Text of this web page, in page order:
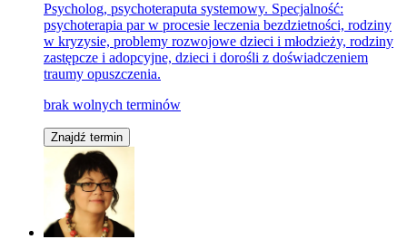
Psycholog, psychoteraputa systemowy. Specjalność:
psychoterapia par w procesie leczenia bezdzietności, rodziny
w kryzysie, problemy rozwojowe dzieci i młodzieży, rodziny
zastępcze i adopcyjne, dzieci i dorośli z doświadczeniem
traumy opuszczenia.
brak wolnych terminów
Znajdź termin